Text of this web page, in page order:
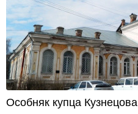
Особняк купца Кузнецова